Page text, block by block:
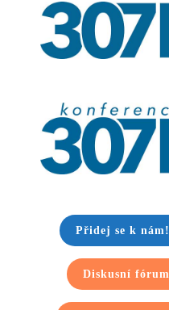
Přidej se k nám!
Diskusní fórum